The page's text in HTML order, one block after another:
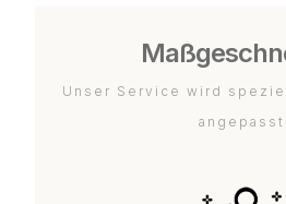
Unser Service wird
angepasst.